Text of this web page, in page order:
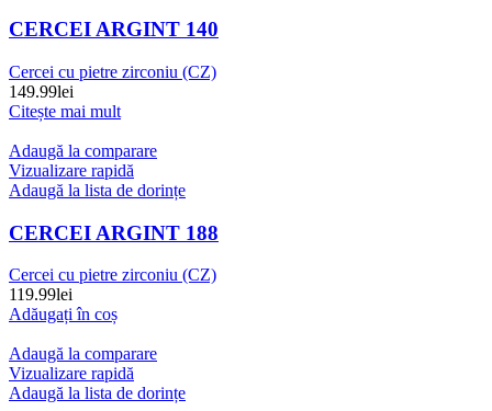
CERCEI ARGINT 140
Cercei cu pietre zirconiu (CZ)
149.99lei
Citește mai mult
Adaugă la comparare
Vizualizare rapidă
Adaugă la lista de dorințe
CERCEI ARGINT 188
Cercei cu pietre zirconiu (CZ)
119.99lei
Adăugați în coș
Adaugă la comparare
Vizualizare rapidă
Adaugă la lista de dorințe